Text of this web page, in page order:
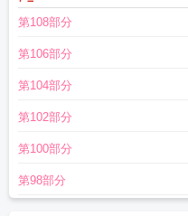
第108部分
第106部分
第104部分
第102部分
第100部分
第98部分